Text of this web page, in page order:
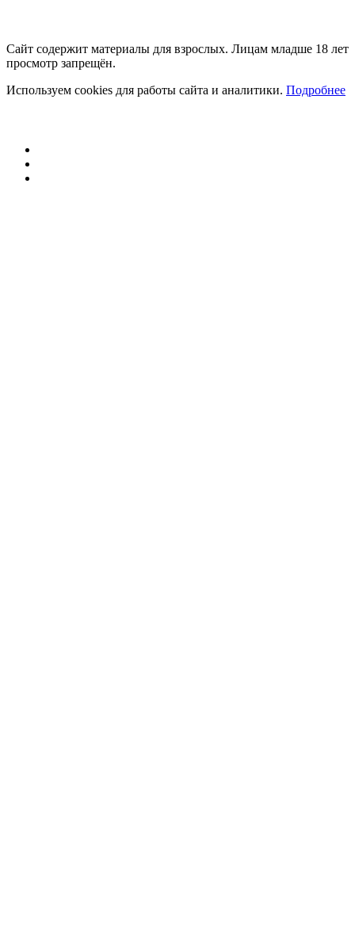
Сайт содержит материалы для взрослых. Лицам младше 18 лет
просмотр запрещён.
Используем cookies для работы сайта и аналитики. Подробнее